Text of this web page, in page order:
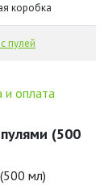
коробка
пулей
и оплата
(500
мл)